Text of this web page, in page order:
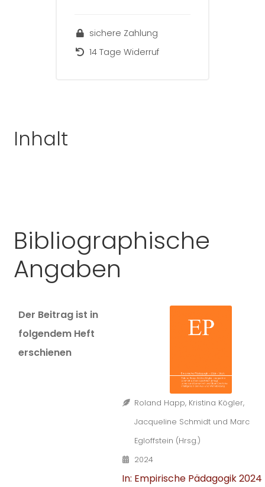
[digital]
Menge
sichere Zahlung
14 Tage Widerruf
Inhalt
Bibliographische
Angaben
Der Beitrag ist in
folgendem Heft
erschienen
Roland Happ, Kristina Kögler,
Jacqueline Schmidt und Marc
Egloffstein (Hrsg.)
2024
In: Empirische Pädagogik 2024